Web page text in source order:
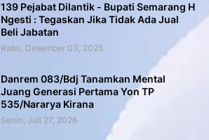
139 Pejabat Dilantik - Bupati Semarang H
Ngesti : Tegaskan Jika Tidak Ada Jual
Beli Jabatan
Rabu, Desember 03, 2025
Danrem 083/Bdj Tanamkan Mental
Juang Generasi Pertama Yon TP
535/Nararya Kirana
Senin, Juli 27, 2026